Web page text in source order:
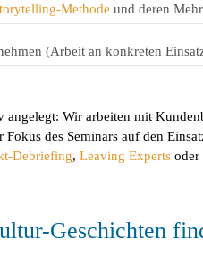
Methode und deren
(Arbeit an konkreten
angelegt: Wir arbeiten mit
des Seminars auf den
Debriefing, Leaving Experts oder
Geschichten